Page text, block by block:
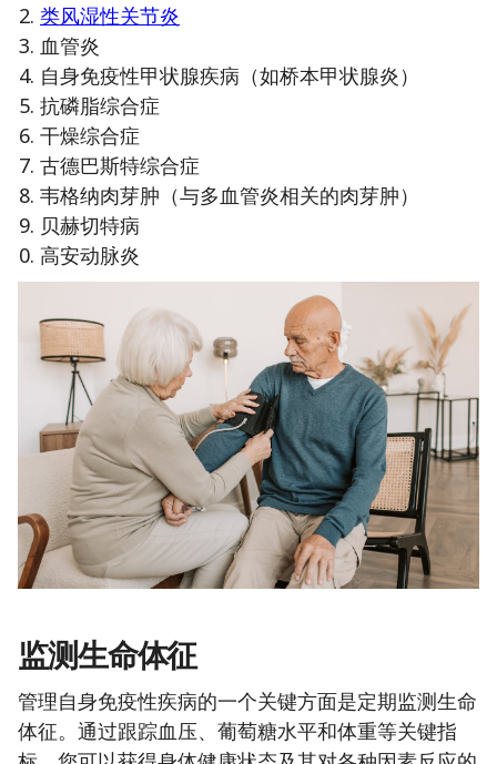
类风湿性关节炎
血管炎
自身免疫性甲状腺疾病（如桥本甲状腺炎）
抗磷脂综合症
干燥综合症
古德巴斯特综合症
韦格纳肉芽肿（与多血管炎相关的肉芽肿）
贝赫切特病
高安动脉炎
监测生命体征
管理自身免疫性疾病的一个关键方面是定期监测生命
体征。通过跟踪血压、葡萄糖水平和体重等关键指